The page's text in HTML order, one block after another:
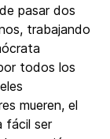
pasar dos
trabajando
todos los
mueren, el
fácil ser